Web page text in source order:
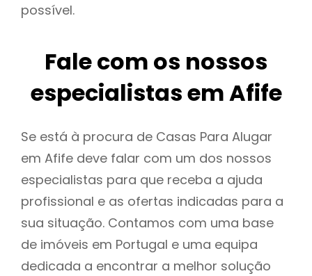
possível.
Fale com os nossos
especialistas em Afife
Se está à procura de Casas Para Alugar
em Afife deve falar com um dos nossos
especialistas para que receba a ajuda
profissional e as ofertas indicadas para a
sua situação. Contamos com uma base
de imóveis em Portugal e uma equipa
dedicada a encontrar a melhor solução